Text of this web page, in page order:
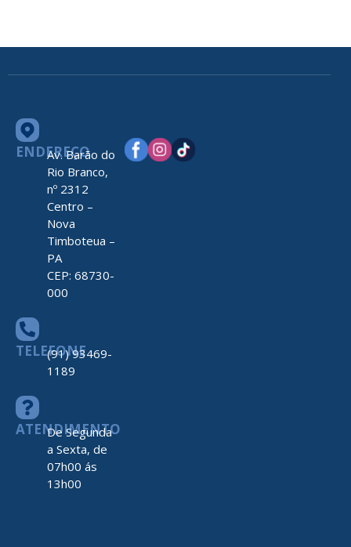
ENDEREÇO
Av. Barão do
Rio Branco,
nº 2312
Centro –
Nova
Timboteua –
PA
CEP: 68730-
000
TELEFONE
(91) 93469-
1189
ATENDIMENTO
De Segunda
a Sexta, de
07h00 ás
13h00